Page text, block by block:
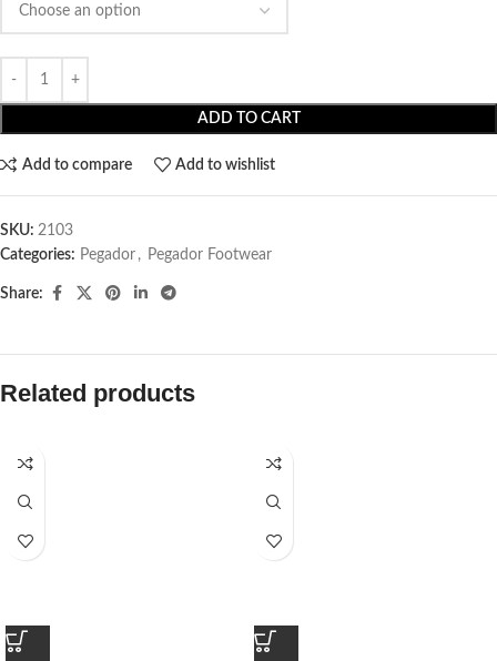
ADD TO CART
Add to compare Add to wishlist
SKU: 2103
Categories: Pegador​ , Pegador Footwear
Share:
Related products